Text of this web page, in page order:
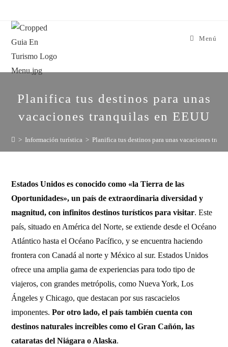
Menú
Planifica tus destinos para unas
vacaciones tranquilas en EEUU
> Información turística > Planifica tus destinos para unas vacaciones
Estados Unidos es conocido como «la Tierra de las
Oportunidades», un país de extraordinaria diversidad y
magnitud, con infinitos destinos turísticos para visitar. Este
país, situado en América del Norte, se extiende desde el Océano
Atlántico hasta el Océano Pacífico, y se encuentra haciendo
frontera con Canadá al norte y México al sur. Estados Unidos
ofrece una amplia gama de experiencias para todo tipo de
viajeros, con grandes metrópolis, como Nueva York, Los
Ángeles y Chicago, que destacan por sus rascacielos
imponentes.Por otro lado, el país también cuenta con
destinos naturales increíbles como el Gran Cañón, las
cataratas del Niágara o Alaska.